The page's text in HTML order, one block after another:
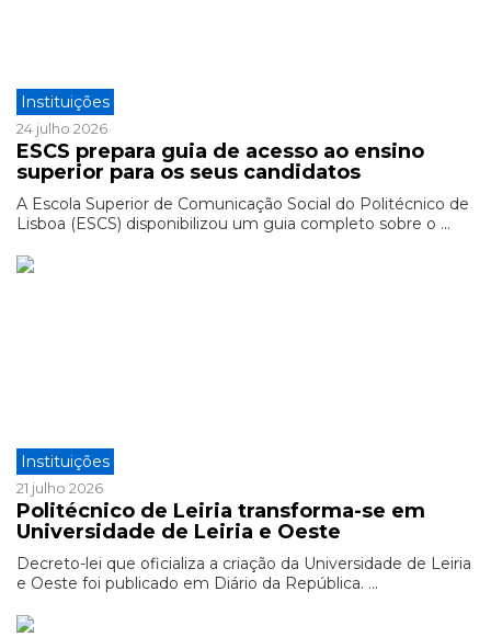
Instituições
24 julho 2026
ESCS prepara guia de acesso ao ensino
superior para os seus candidatos
A Escola Superior de Comunicação Social do Politécnico de
Lisboa (ESCS) disponibilizou um guia completo sobre o ...
Instituições
21 julho 2026
Politécnico de Leiria transforma-se em
Universidade de Leiria e Oeste
Decreto-lei que oficializa a criação da Universidade de Leiria
e Oeste foi publicado em Diário da República. ...